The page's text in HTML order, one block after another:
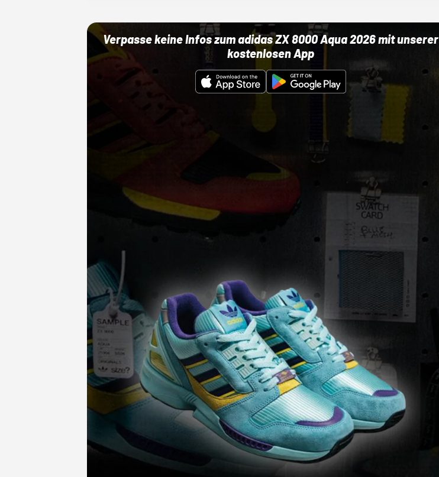
Verpasse keine Infos zum adidas ZX 8000 Aqua 2026 mit unserer
kostenlosen App